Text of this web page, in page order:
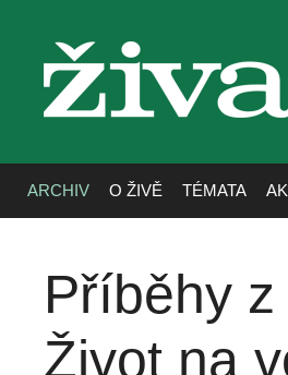
živa
ARCHIV O ŽIVĚ TÉMATA
Příběhy
Život na